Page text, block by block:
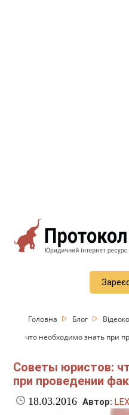
Головна Блог
что необходимо знать при
Советы юристов:
при проведении
18.03.2016 Автор: